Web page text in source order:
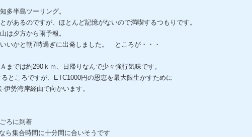
多半島ツーリング。
があるのですが、ほとんど記憶がないので満喫するつもりです。
は夕方から雨予報。
いかと朝7時過ぎに出発しました。 ところが・・・
までは約290ｋｍ、日帰りなんで少々強行気味です。
ところですが、ETC1000円の恩恵を最大限生かすために
勢湾岸経由で向かいます。
ろに到着
ら集合時間に十分間に合いそうです